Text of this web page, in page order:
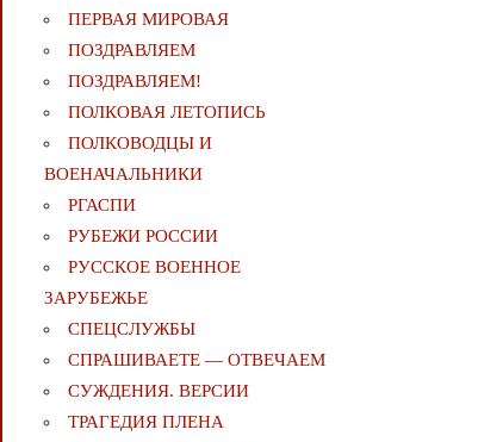
ПЕРВАЯ МИРОВАЯ
ПОЗДРАВЛЯЕМ
ПОЗДРАВЛЯЕМ!
ПОЛКОВАЯ ЛЕТОПИСЬ
ПОЛКОВОДЦЫ И
ВОЕНАЧАЛЬНИКИ
РГАСПИ
РУБЕЖИ РОССИИ
РУССКОЕ ВОЕННОЕ
ЗАРУБЕЖЬЕ
СПЕЦСЛУЖБЫ
СПРАШИВАЕТЕ — ОТВЕЧАЕМ
СУЖДЕНИЯ. ВЕРСИИ
ТРАГЕДИЯ ПЛЕНА